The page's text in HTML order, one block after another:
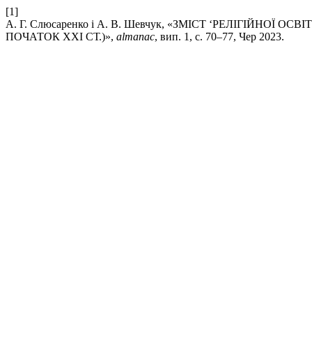
[1]
А. Г. Слюсаренко і А. В. Шевчук, «ЗМІСТ ‘РЕЛІГІЙНОЇ
ПОЧАТОК ХХІ СТ.)», almanac, вип. 1, с. 70–77, Чер 2023.